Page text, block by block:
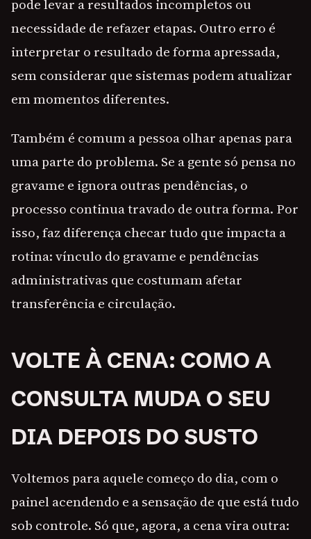
pode levar a resultados incompletos ou
necessidade de refazer etapas. Outro erro é
interpretar o resultado de forma apressada,
sem considerar que sistemas podem atualizar
em momentos diferentes.
Também é comum a pessoa olhar apenas para
uma parte do problema. Se a gente só pensa no
gravame e ignora outras pendências, o
processo continua travado de outra forma. Por
isso, faz diferença checar tudo que impacta a
rotina: vínculo do gravame e pendências
administrativas que costumam afetar
transferência e circulação.
VOLTE À CENA: COMO A
CONSULTA MUDA O SEU
DIA DEPOIS DO SUSTO
Voltemos para aquele começo do dia, com o
painel acendendo e a sensação de que está tudo
sob controle. Só que, agora, a cena vira outra: